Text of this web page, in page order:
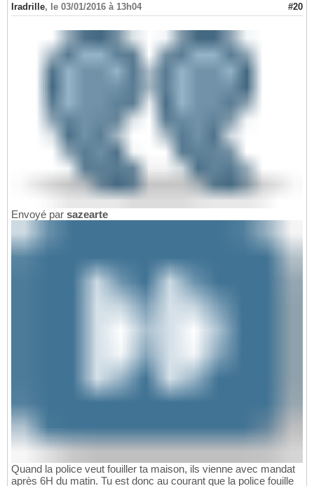
Iradrille, le 03/01/2016 à 13h04 #20
Envoyé par sazearte
Quand la police veut fouiller ta maison, ils vienne avec mandat
après 6H du matin. Tu est donc au courant que la police fouille